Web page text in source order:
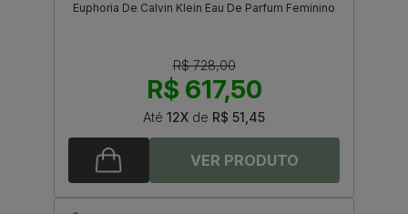
Euphoria De Calvin Klein Eau De Parfum Feminino
R$ 728,00
R$ 617,50
Até 12X de R$ 51,45